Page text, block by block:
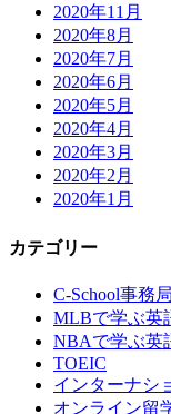
2020年11月
2020年8月
2020年7月
2020年6月
2020年5月
2020年4月
2020年3月
2020年2月
2020年1月
カテゴリー
C-School事務局
MLBで学ぶ英
NBAで学ぶ英
TOEIC
インターナシ
オンライン留